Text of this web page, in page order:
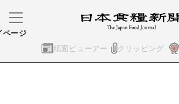
紙面ビューアー クリッピング
ページ